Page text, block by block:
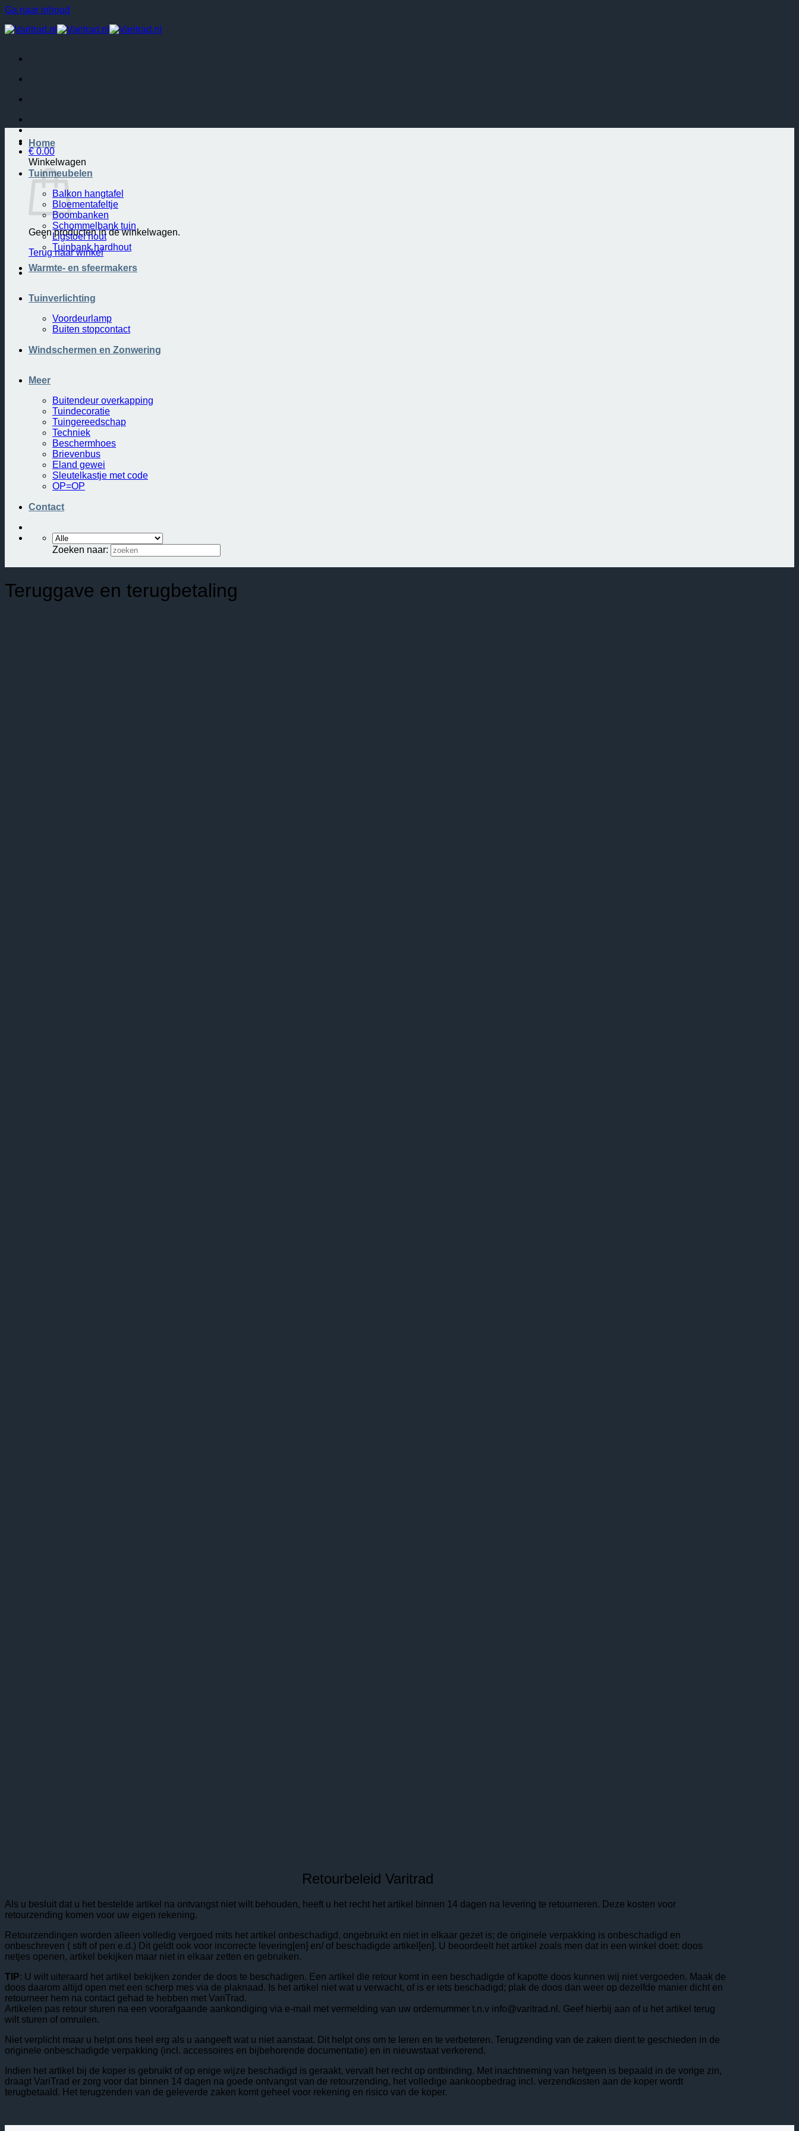
Ga naar inhoud
€ 0.00
Winkelwagen
Geen producten in de winkelwagen.
Terug naar winkel
Home
Tuinmeubelen
Balkon hangtafel
Bloementafeltje
Boombanken
Schommelbank tuin
Ligstoel hout
Tuinbank hardhout
Warmte- en sfeermakers
Tuinverlichting
Voordeurlamp
Buiten stopcontact
Windschermen en Zonwering
Meer
Buitendeur overkapping
Tuindecoratie
Tuingereedschap
Techniek
Beschermhoes
Brievenbus
Eland gewei
Sleutelkastje met code
OP=OP
Contact
Zoeken naar:
Teruggave en terugbetaling
Retourbeleid Varitrad
Als u besluit dat u het bestelde artikel na ontvangst niet wilt behouden, heeft u het recht het artikel binnen 14 dagen na levering te retourneren. Deze kosten voor
retourzending komen voor uw eigen rekening.
Retourzendingen worden alleen volledig vergoed mits het artikel onbeschadigd, ongebruikt en niet in elkaar gezet is; de originele verpakking is onbeschadigd en
onbeschreven ( stift of pen e.d.) Dit geldt ook voor incorrecte levering[en] en/ of beschadigde artikel[en]. U beoordeelt het artikel zoals men dat in een winkel doet: doos
netjes openen, artikel bekijken maar niet in elkaar zetten en gebruiken.
TIP: U wilt uiteraard het artikel bekijken zonder de doos te beschadigen. Een artikel die retour komt in een beschadigde of kapotte doos kunnen wij niet vergoeden. Maak de
doos daarom altijd open met een scherp mes via de plaknaad. Is het artikel niet wat u verwacht, of is er iets beschadigd; plak de doos dan weer op dezelfde manier dicht en
retourneer hem na contact gehad te hebben met VariTrad.
Artikelen pas retour sturen na een voorafgaande aankondiging via e-mail met vermelding van uw ordernummer t.n.v info@varitrad.nl. Geef hierbij aan of u het artikel terug
wilt sturen of omruilen.
Niet verplicht maar u helpt ons heel erg als u aangeeft wat u niet aanstaat. Dit helpt ons om te leren en te verbeteren. Terugzending van de zaken dient te geschieden in de
originele onbeschadigde verpakking (incl. accessoires en bijbehorende documentatie) en in nieuwstaat verkerend.
Indien het artikel bij de koper is gebruikt of op enige wijze beschadigd is geraakt, vervalt het recht op ontbinding. Met inachtneming van hetgeen is bepaald in de vorige zin,
draagt VariTrad er zorg voor dat binnen 14 dagen na goede ontvangst van de retourzending, het volledige aankoopbedrag incl. verzendkosten aan de koper wordt
terugbetaald. Het terugzenden van de geleverde zaken komt geheel voor rekening en risico van de koper.